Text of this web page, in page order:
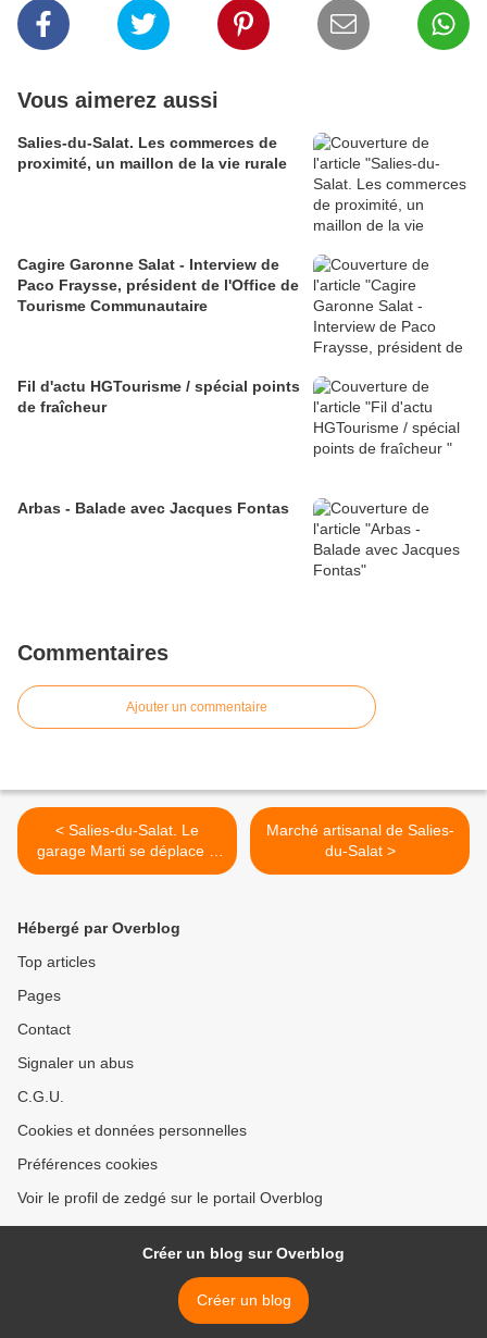
Vous aimerez aussi
Salies-du-Salat. Les commerces de
proximité, un maillon de la vie rurale
Cagire Garonne Salat - Interview de
Paco Fraysse, président de l'Office de
Tourisme Communautaire
Fil d'actu HGTourisme / spécial points
de fraîcheur
Arbas - Balade avec Jacques Fontas
Commentaires
Ajouter un commentaire
< Salies-du-Salat. Le
garage Marti se déplace à
Salies
Marché artisanal de Salies-
du-Salat >
Hébergé par Overblog
Top articles
Pages
Contact
Signaler un abus
C.G.U.
Cookies et données personnelles
Préférences cookies
Voir le profil de zedgé sur le portail Overblog
Créer un blog sur Overblog
Créer un blog